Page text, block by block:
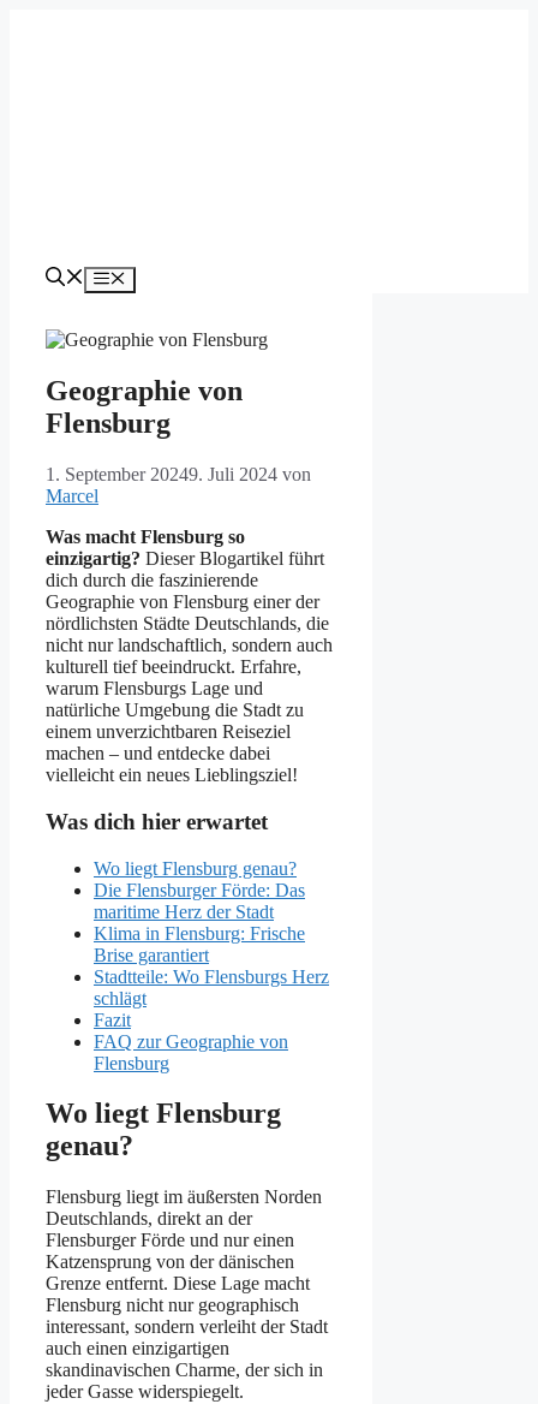
Menü
Geographie von
Flensburg
1. September 20249. Juli 2024 von
Marcel
Was macht Flensburg so
einzigartig? Dieser Blogartikel führt
dich durch die faszinierende
Geographie von Flensburg einer der
nördlichsten Städte Deutschlands, die
nicht nur landschaftlich, sondern auch
kulturell tief beeindruckt. Erfahre,
warum Flensburgs Lage und
natürliche Umgebung die Stadt zu
einem unverzichtbaren Reiseziel
machen – und entdecke dabei
vielleicht ein neues Lieblingsziel!
Was dich hier erwartet
Wo liegt Flensburg genau?
Die Flensburger Förde: Das
maritime Herz der Stadt
Klima in Flensburg: Frische
Brise garantiert
Stadtteile: Wo Flensburgs Herz
schlägt
Fazit
FAQ zur Geographie von
Flensburg
Wo liegt Flensburg
genau?
Flensburg liegt im äußersten Norden
Deutschlands, direkt an der
Flensburger Förde und nur einen
Katzensprung von der dänischen
Grenze entfernt. Diese Lage macht
Flensburg nicht nur geographisch
interessant, sondern verleiht der Stadt
auch einen einzigartigen
skandinavischen Charme, der sich in
jeder Gasse widerspiegelt.